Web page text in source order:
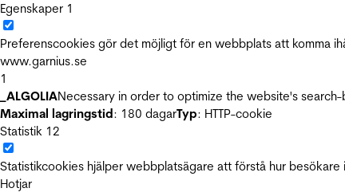
Egenskaper 1
Preferenscookies gör det möjligt för en webbplats att komma
www.garnius.se
1
_ALGOLIANecessary in order to optimize the website's
Maximal lagringstid: 180 dagarTyp: HTTP-cookie
Statistik 12
Statistikcookies hjälper webbplatsägare att förstå hur
Hotjar